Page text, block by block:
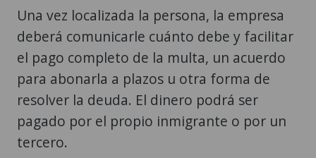
Una vez localizada la persona, la empresa
deberá comunicarle cuánto debe y facilitar
el pago completo de la multa, un acuerdo
para abonarla a plazos u otra forma de
resolver la deuda. El dinero podrá ser
pagado por el propio inmigrante o por un
tercero.